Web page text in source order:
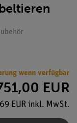
wenn verfügbar
EUR
EUR inkl. MwSt.